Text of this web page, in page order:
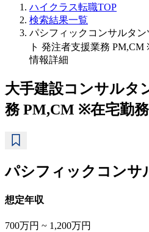
ハイクラス転職TOP
検索結果一覧
パシフィックコンサルタ
ト 発注者支援業務
情報詳細
大手建設コンサルタ
務 PM,CM ※在宅勤
パシフィックコンサ
想定年収
700万円 ~ 1,200万円